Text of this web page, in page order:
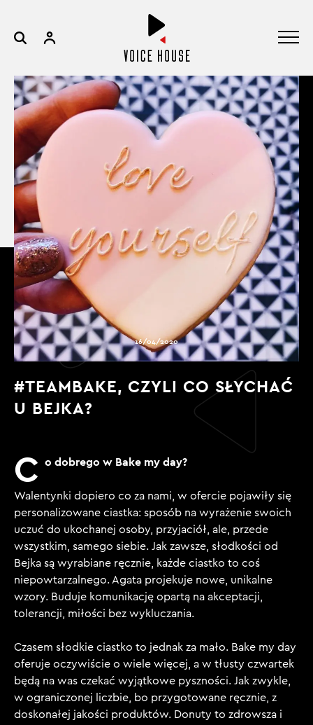
16/04/2020
#TEAMBAKE, CZYLI CO SŁYCHAĆ
U BEJKA?
C o dobrego w Bake my day?
Walentynki dopiero co za nami, w ofercie pojawiły się
personalizowane ciastka: sposób na wyrażenie swoich
uczuć do ukochanej osoby, przyjaciół, ale, przede
wszystkim, samego siebie. Jak zawsze, słodkości od
Bejka są wyrabiane ręcznie, każde ciastko to coś
niepowtarzalnego. Agata projekuje nowe, unikalne
wzory. Buduje komunikację opartą na akceptacji,
tolerancji, miłości bez wykluczania.
Czasem słodkie ciastko to jednak za mało. Bake my day
oferuje oczywiście o wiele więcej, a w tłusty czwartek
będą na was czekać wyjątkowe pyszności. Jak zwykle,
w ograniczonej liczbie, bo przygotowane ręcznie, z
doskonałej jakości produktów. Donuty to zdrowsza i